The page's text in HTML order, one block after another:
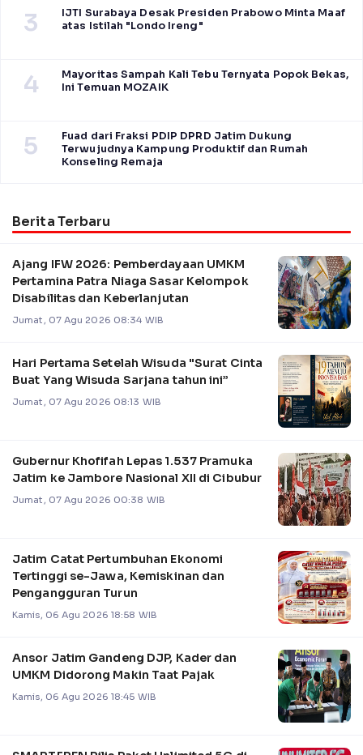
3
IJTI Surabaya Desak Presiden Prabowo Minta Maaf
atas Istilah "Londo Ireng"
4
Mayoritas Sampah Kali Tebu Ternyata Popok Bekas,
Ini Temuan MOZAIK
5
Fuad dari Fraksi PDIP DPRD Jatim Dukung
Terwujudnya Kampung Produktif dan Rumah
Konseling Remaja
Berita Terbaru
Ajang IFW 2026: Pemberdayaan UMKM
Pertamina Patra Niaga Sasar Kelompok
Disabilitas dan Keberlanjutan
Jumat, 07 Agu 2026 08:34 WIB
Hari Pertama Setelah Wisuda "Surat Cinta
Buat Yang Wisuda Sarjana tahun ini”
Jumat, 07 Agu 2026 08:13 WIB
Gubernur Khofifah Lepas 1.537 Pramuka
Jatim ke Jambore Nasional XII di Cibubur
Jumat, 07 Agu 2026 00:38 WIB
Jatim Catat Pertumbuhan Ekonomi
Tertinggi se-Jawa, Kemiskinan dan
Pengangguran Turun
Kamis, 06 Agu 2026 18:58 WIB
Ansor Jatim Gandeng DJP, Kader dan
UMKM Didorong Makin Taat Pajak
Kamis, 06 Agu 2026 18:45 WIB